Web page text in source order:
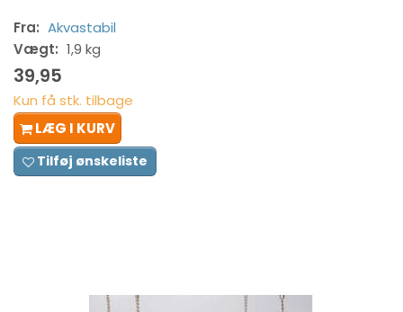
Fra: Akvastabil
Vægt: 1,9 kg
39,95
Kun få stk. tilbage
LÆG I KURV
Tilføj ønskeliste